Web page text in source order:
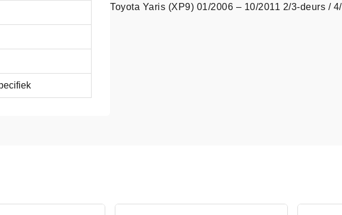
Toyota Yaris (XP9) 01/2006 – 10/2011 2/3-deurs /